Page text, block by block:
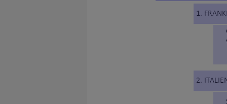
1.
2.